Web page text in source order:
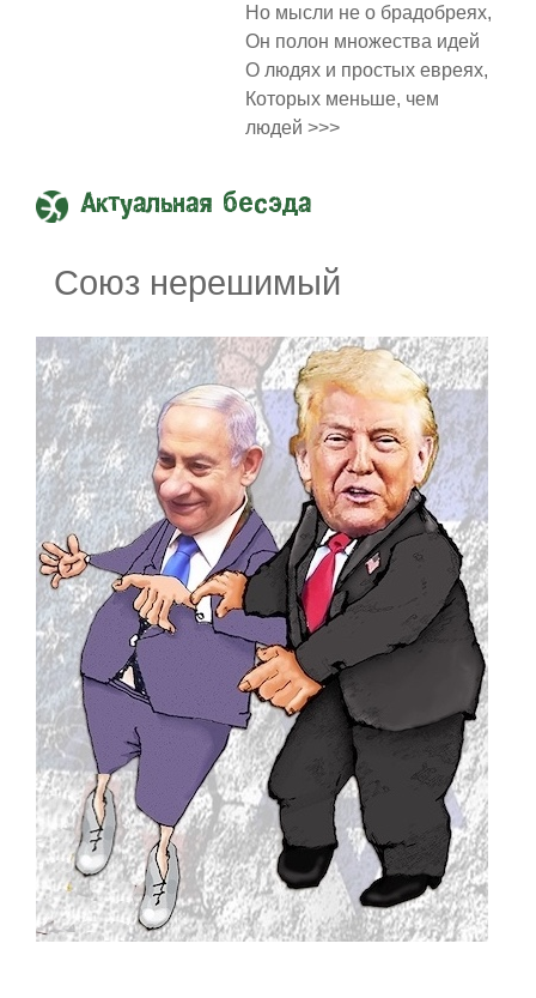
Но мысли не о брадобреях,
Он полон множества идей
О людях и простых евреях,
Которых меньше, чем
людей >>>
Актуальная бесэда
Союз нерешимый